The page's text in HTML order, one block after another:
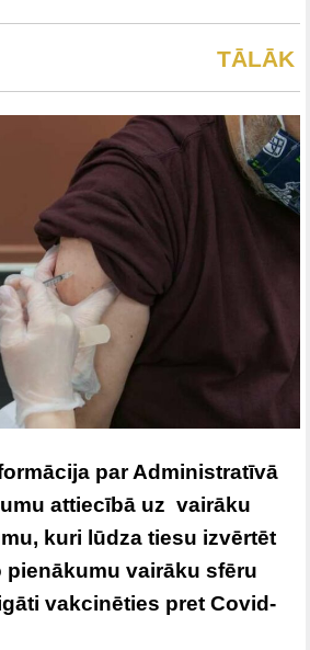
TĀLĀK
par Administratīvā
attiecībā uz vairāku
kuri lūdza tiesu izvērtēt
vairāku sfēru
vakcinēties pret Covid-